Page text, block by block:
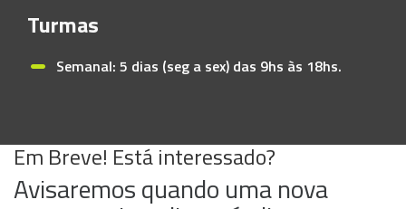
Turmas
Semanal: 5 dias (seg a sex) das 9hs às 18hs.
Em Breve! Está interessado?
Avisaremos quando uma nova